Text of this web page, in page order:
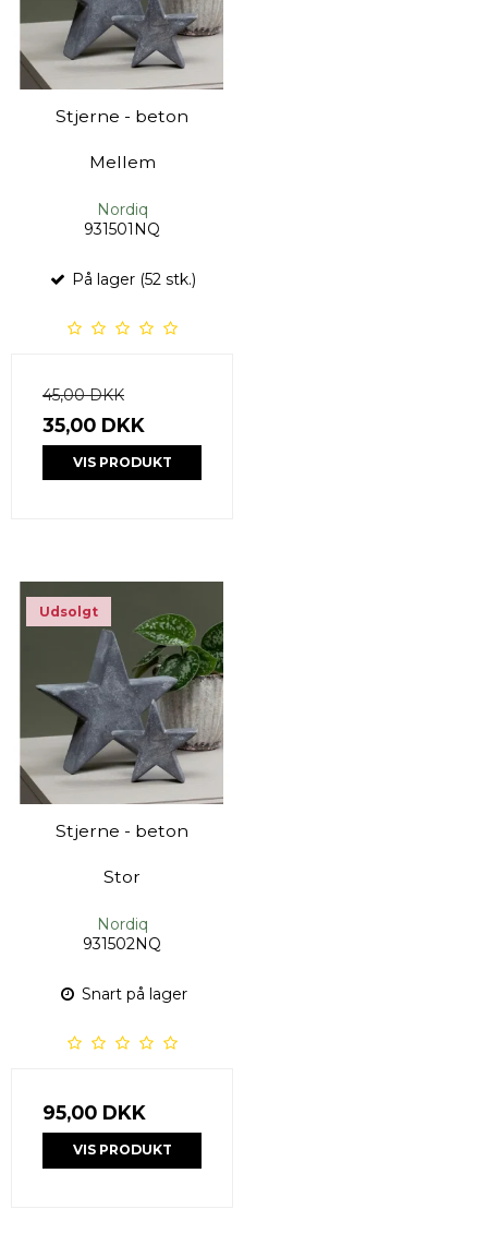
Stjerne - beton
Mellem
Nordiq
931501NQ
På lager (52 stk.)
45,00 DKK
35,00 DKK
VIS PRODUKT
Udsolgt
Stjerne - beton
Stor
Nordiq
931502NQ
Snart på lager
95,00 DKK
VIS PRODUKT